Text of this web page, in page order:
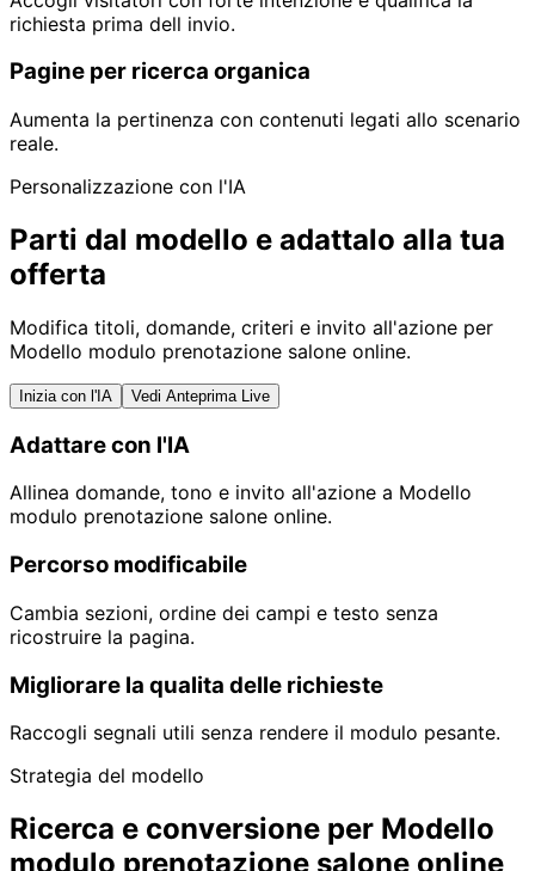
richiesta prima dell invio.
Pagine per ricerca organica
Aumenta la pertinenza con contenuti legati allo scenario
reale.
Personalizzazione con l'IA
Parti dal modello e adattalo alla tua
offerta
Modifica titoli, domande, criteri e invito all'azione per
Modello modulo prenotazione salone online.
Inizia con l'IA Vedi Anteprima Live
Adattare con l'IA
Allinea domande, tono e invito all'azione a Modello
modulo prenotazione salone online.
Percorso modificabile
Cambia sezioni, ordine dei campi e testo senza
ricostruire la pagina.
Migliorare la qualita delle richieste
Raccogli segnali utili senza rendere il modulo pesante.
Strategia del modello
Ricerca e conversione per Modello
modulo prenotazione salone online